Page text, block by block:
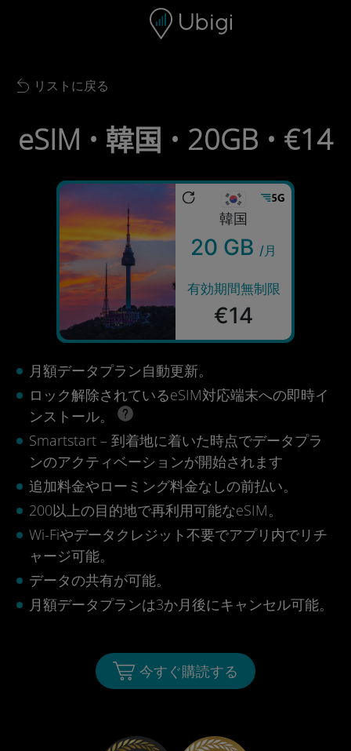
ナビゲーションバー フッター
Back to list
リストに戻る
eSIM • 韓国 • 20GB • €14
韓国
20 GB /月
有効期間無制限
€14
月額データプラン自動更新。
ロック解除されているeSIM対応端末への即時イ
ンストール。
Smartstart – 到着地に着いた時点でデータプラ
ンのアクティベーションが開始されます
追加料金やローミング料金なしの前払い。
200以上の目的地で再利用可能なeSIM。
Wi-Fiやデータクレジット不要でアプリ内でリチ
ャージ可能。
データの共有が可能。
月額データプランは3か月後にキャンセル可能。
今すぐ購読する